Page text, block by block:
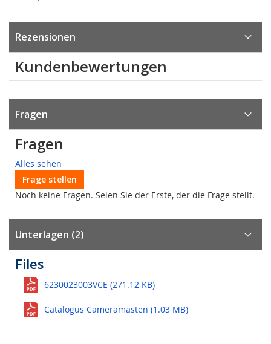
Rezensionen
Kundenbewertungen
Fragen
Fragen
Alles sehen
Frage stellen
Noch keine Fragen. Seien Sie der Erste, der die Frage stellt.
Unterlagen (2)
Files
6230023003VCE (271.12 KB)
Catalogus Cameramasten (1.03 MB)